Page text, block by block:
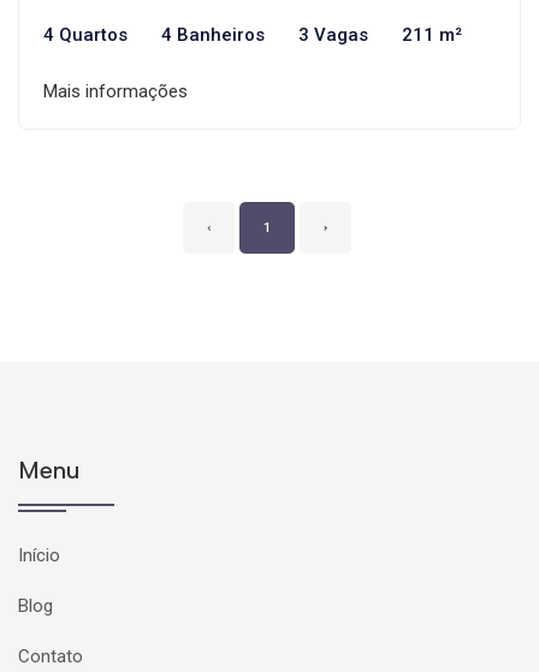
4 Quartos 4 Banheiros 3 Vagas 211 m²
Mais informações
‹ 1 ›
Menu
Início
Blog
Contato